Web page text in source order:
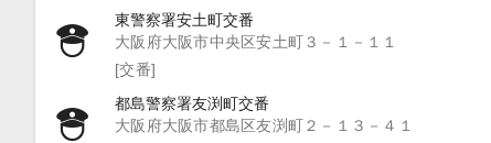
東警察署安土町交番
大阪府大阪市中央区安土町３－１－１１
[交番]
都島警察署友渕町交番
大阪府大阪市都島区友渕町２－１３－４１